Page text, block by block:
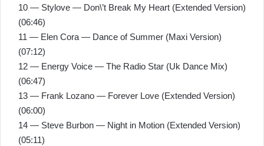
10 — Stylove — Don\’t Break My Heart (Extended Version)
(06:46)
11 — Elen Cora — Dance of Summer (Maxi Version)
(07:12)
12 — Energy Voice — The Radio Star (Uk Dance Mix)
(06:47)
13 — Frank Lozano — Forever Love (Extended Version)
(06:00)
14 — Steve Burbon — Night in Motion (Extended Version)
(05:11)